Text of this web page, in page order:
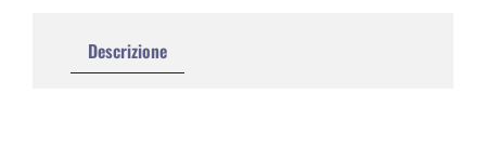
Descrizione